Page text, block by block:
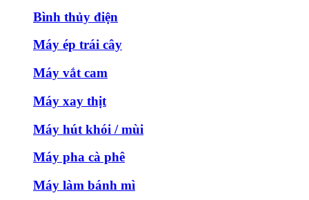
Bình thủy điện
Máy ép trái cây
Máy vắt cam
Máy xay thịt
Máy hút khói / mùi
Máy pha cà phê
Máy làm bánh mì